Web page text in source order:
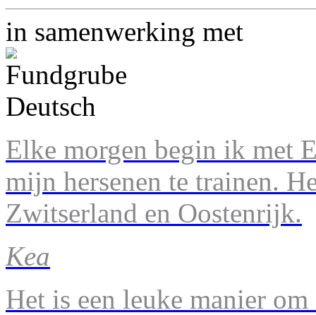
in samenwerking met
Elke morgen begin ik met
mijn hersenen te trainen.
Zwitserland en Oostenrijk.
Kea
Het is een leuke manier